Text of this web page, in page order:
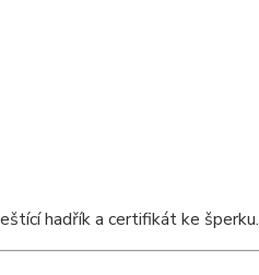
hadřík a certifikát ke šperku.